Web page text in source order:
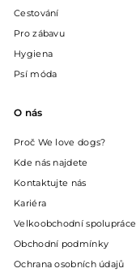
Cestování
Pro zábavu
Hygiena
Psí móda
O nás
Proč We love dogs?
Kde nás najdete
Kontaktujte nás
Kariéra
Velkoobchodní spolupráce
Obchodní podmínky
Ochrana osobních údajů